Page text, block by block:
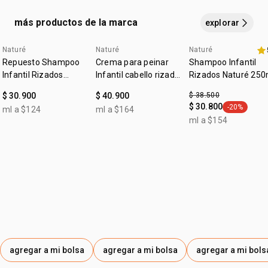
CETRIMONIUM CHLORIDE, PROPYLENE GLYCOL
DIHEPTANOATE, CITRIC ACID, SODIUM GLUCONATE,
LACTIC ACID, ISOPROPYL ALCOHOL, HEXYL CINNAMAL,
LIMONENE, LINALOOL, SODIUM HYDROXIDE, SODIUM
más productos de la marca explorar
4u al 40%
Naturé
Repuesto Shampoo
Infantil Rizados
$ 30.900
ml a $124
agregar a mi bolsa
4u al 40%
Naturé
Crema para peinar
Infantil cabello rizado
$ 40.900
ml a $164
agregar a mi bolsa
promo imperdible
Naturé
Shampoo Infantil
Rizados Naturé
$ 38.500
$ 30.800 general.tag
-20%
ml a $154
agregar a mi